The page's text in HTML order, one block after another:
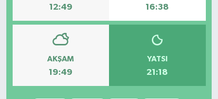
12:49 16:38
AKŞAM
19:49
YATSI
21:18